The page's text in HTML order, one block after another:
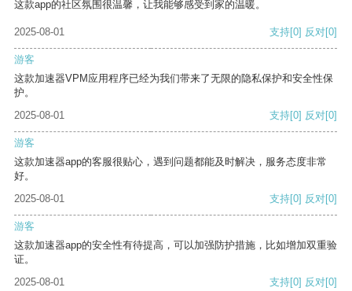
这款app的社区氛围很温馨，让我能够感受到家的温暖。
2025-08-01 支持[0] 反对[0]
游客
这款加速器VPM应用程序已经为我们带来了无限的隐私保护和安全性保
护。
2025-08-01
支持[0] 反对[0]
游客
这款加速器app的客服很贴心，遇到问题都能及时解决，服务态度非常
好。
2025-08-01
支持[0] 反对[0]
游客
这款加速器app的安全性有待提高，可以加强防护措施，比如增加双重验
证。
2025-08-01
支持[0] 反对[0]